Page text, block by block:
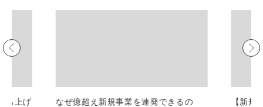
ち上げ
なぜ億超え新規事業を連発できるの
【新規